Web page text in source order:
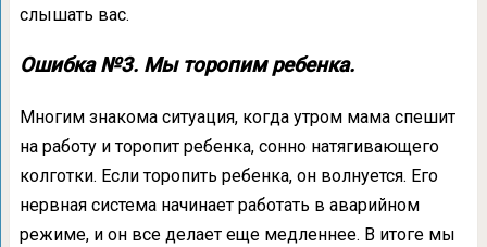
слышать вас.
Ошибка №3. Мы торопим ребенка.
Многим знакома ситуация, когда утром мама спешит
на работу и торопит ребенка, сонно натягивающего
колготки. Если торопить ребенка, он волнуется. Его
нервная система начинает работать в аварийном
режиме, и он все делает еще медленнее. В итоге мы